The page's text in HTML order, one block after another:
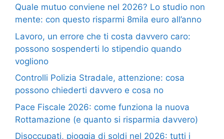
Quale mutuo conviene nel 2026? Lo studio non
mente: con questo risparmi 8mila euro all’anno
Lavoro, un errore che ti costa davvero caro:
possono sospenderti lo stipendio quando
vogliono
Controlli Polizia Stradale, attenzione: cosa
possono chiederti davvero e cosa no
Pace Fiscale 2026: come funziona la nuova
Rottamazione (e quanto si risparmia davvero)
Disoccupati, pioggia di soldi nel 2026: tutti i